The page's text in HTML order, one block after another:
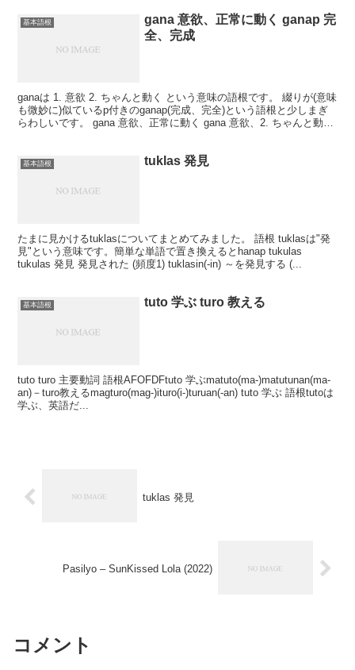
基本語根
gana 意欲、正常に動く ganap 完
全、完成
ganaは 1. 意欲 2. ちゃんと動く という意味の語根です。 綴りが(意味
も微妙に)似ているp付きのganap(完成、完全)という語根と少しまぎ
らわしいです。 gana 意欲、正常に動く gana 意欲、2. ちゃんと動く
基本語根 tuklas 発見
たまに見かけるtuklasについてまとめてみました。 語根 tuklasは"発
見"という意味です。簡単な単語で置き換えるとhanap tukulas
tukulas 発見 発見された (頻度1) tuklasin(-in) ～を発見する (...
基本語根 tuto 学ぶ turo 教える
tuto turo 主要動詞 語根AFOFDFtuto 学ぶmatuto(ma-)matutunan(ma-
an)－turo教えるmagturo(mag-)ituro(i-)turuan(-an) tuto 学ぶ 語根tutoは
学ぶ、英語だ...
tuklas 発見
Pasilyo – SunKissed Lola (2022)
コメント